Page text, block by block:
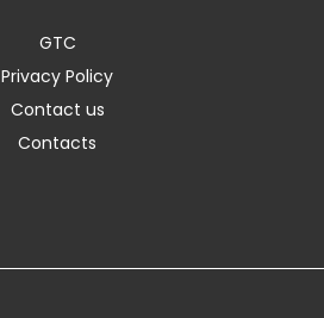
GTC
Privacy Policy
Contact us
Contacts